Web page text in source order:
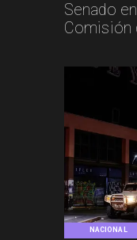
Senado
Comisión
NACIONAL